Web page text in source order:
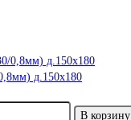
д.150х180
В корзину